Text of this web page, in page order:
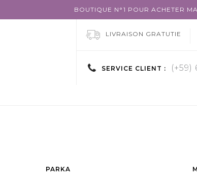
BOUTIQUE N°1 POUR ACHETER
LIVRAISON GRATUTIE
SERVICE CLIENT : (+59)
PARKA